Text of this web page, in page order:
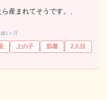
産まれてそうです。、
1ヶ月
上の子 肌着
2人目